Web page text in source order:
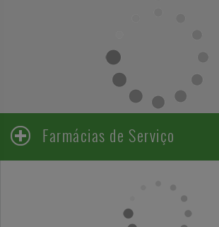
Farmácias de Serviço